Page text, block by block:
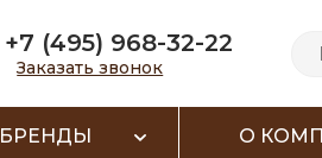
+7 (495) 968-32-22
Заказать звонок
БРЕНДЫ О